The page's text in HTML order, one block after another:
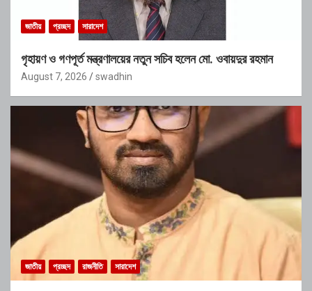
জাতীয় প্রচ্ছদ সারাদেশ
গৃহায়ণ ও গণপূর্ত মন্ত্রণালয়ের নতুন সচিব হলেন মো. ওবায়দুর রহমান
August 7, 2026 swadhin
জাতীয় প্রচ্ছদ রাজনীতি সারাদেশ